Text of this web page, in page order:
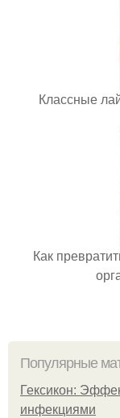
Классные
Как
Популярные
Гексикон:
инфекциями